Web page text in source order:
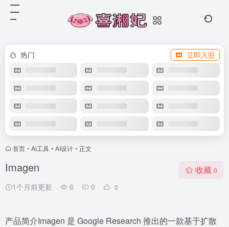
热门 立即入驻
首页 • Al工具 • AI设计 • 正文
Imagen
1个月前更新 6 0 0
收藏 0
产品简介Imagen 是 Google Research 推出的一款基于扩散